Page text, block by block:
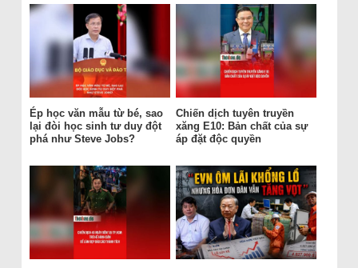
Ép học văn mẫu từ bé, sao
lại đòi học sinh tư duy đột
phá như Steve Jobs?
Chiến dịch tuyên truyền
xăng E10: Bản chất của sự
áp đặt độc quyền